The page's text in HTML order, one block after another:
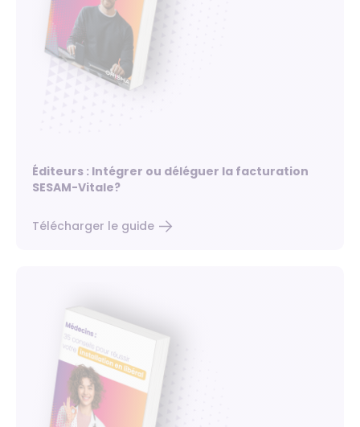
Éditeurs : Intégrer ou déléguer la facturation
SESAM-Vitale?
Télécharger le guide